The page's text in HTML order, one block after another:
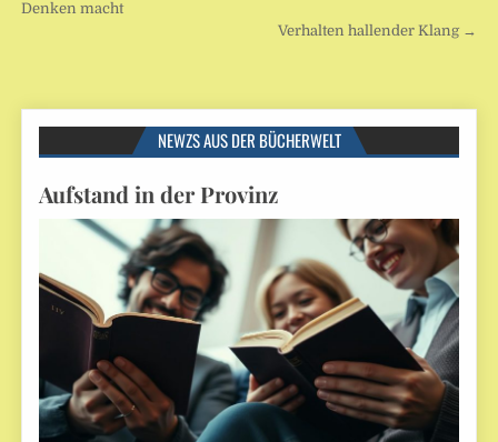
Denken macht
Verhalten hallender Klang →
NEWZS AUS DER BÜCHERWELT
Aufstand in der Provinz